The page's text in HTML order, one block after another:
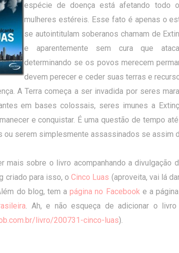
espécie de doença está afetando todo
mulheres estéreis. Esse fato é apenas o
se autointitulam soberanos chamam de
e aparentemente sem cura que
determinando se os povos merecem
devem perecer e ceder suas terras e
A Terra começa a ser invadida por seres
em bases colossais, seres imunes a
e conquistar. É uma questão de tempo
ou serem simplesmente assassinados se assim
mais sobre o livro acompanhando a divulgação
criado para isso, oCinco Luas (aproveita, vai lá
do blog, tem apágina no Facebooke a página
. Ah, e não esqueça de adicionar o
livro/200731-cinco-luas).